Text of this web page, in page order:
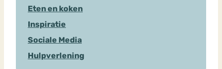
Eten en koken
Inspiratie
Sociale Media
Hulpverlening